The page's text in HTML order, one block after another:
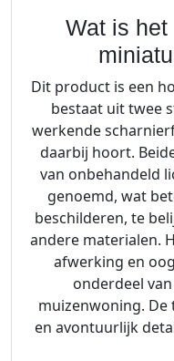
u
k
o
u
d
Wat is het
Dit product is een
bestaat uit twee
werkende
daarbij hoort.
van onbehandeld
genoemd, wat
beschilderen, te
andere materialen.
afwerking en
onderdeel
muizenwoning. De
en avontuurlijk